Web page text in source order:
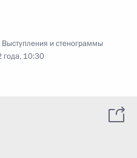
Выступления и стенограммы
года, 10:30